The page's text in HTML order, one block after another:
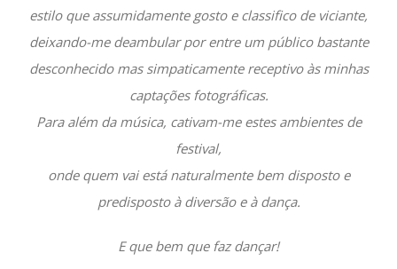
estilo que assumidamente gosto e classifico de viciante,
deixando-me deambular por entre um público bastante
desconhecido mas simpaticamente receptivo às minhas
captações fotográficas.
Para além da música, cativam-me estes ambientes de
festival,
onde quem vai está naturalmente bem disposto e
predisposto à diversão e à dança.
E que bem que faz dançar!